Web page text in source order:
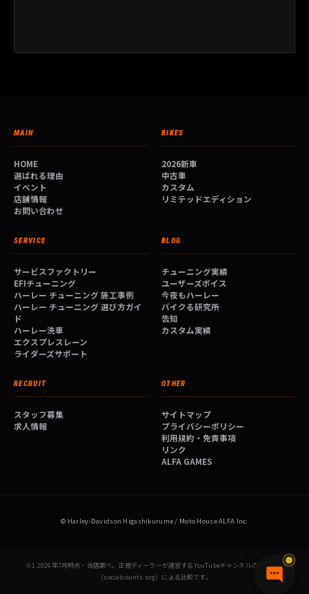
MAIN
HOME
選ばれる理由
イベント
店舗情報
お問い合わせ
BIKES
2026新車
中古車
カスタム
リミテッドエディション
SERVICE
サービスファクトリー
EFIチューニング
ハーレー チューニング 施工事例
ハーレー チューニング 選び方ガイ
ド
ハーレー洗車
エクスプレスレーン
ライダーズサポート
BLOG
チューニング実績
ユーザーズボイス
今夜もハーレー
バイクる研究所
告知
カスタム実績
RECRUIT
スタッフ募集
求人情報
OTHER
サイトマップ
プライバシーポリシー
利用規約・免責事項
リンク
ALFA GAMES
© Harley-Davidson Higashikurume / Moto House ALFA Inc.
※1 2026年7月時点・当店調べ。正規ディーラーが運営するYouTubeチャンネルの登録者数
（socialcounts.org）による比較です。